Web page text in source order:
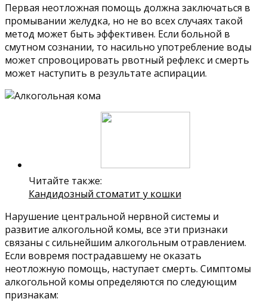
Первая неотложная помощь должна заключаться в
промывании желудка, но не во всех случаях такой
метод может быть эффективен. Если больной в
смутном сознании, то насильно употребление воды
может спровоцировать рвотный рефлекс и смерть
может наступить в результате аспирации.
Читайте также:
Кандидозный стоматит у кошки
Нарушение центральной нервной системы и
развитие алкогольной комы, все эти признаки
связаны с сильнейшим алкогольным отравлением.
Если вовремя пострадавшему не оказать
неотложную помощь, наступает смерть. Симптомы
алкогольной комы определяются по следующим
признакам: